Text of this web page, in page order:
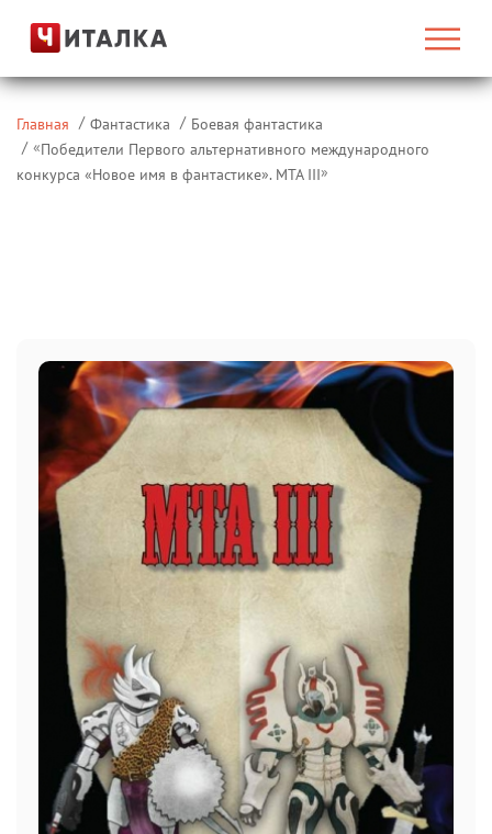
Главная Фантастика
Боевая фантастика
«Победители Первого альтернативного международного
конкурса «Новое имя в фантастике». МТА III»